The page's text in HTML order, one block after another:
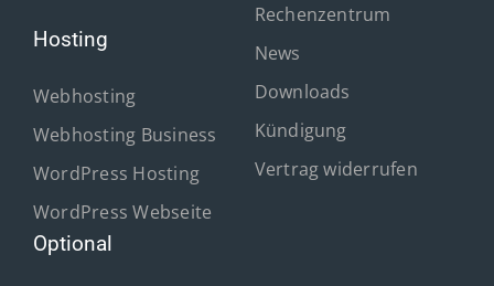
Hosting
Webhosting
Webhosting Business
WordPress Hosting
WordPress Webseite
Optional
Rechenzentrum
News
Downloads
Kündigung
Vertrag widerrufen